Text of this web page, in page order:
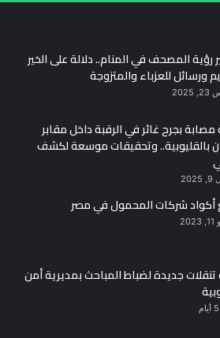
رؤية المصحف في المنام.. دلالة على الخير
ورسائل للعزباء والمتزوجة
بجرح غائر في الرقبة داخل مقابر
بالقليوبية.. وتحقيقات موسعة لكشف
أكواد شركات المحمول في مصر
جديدة لضباط المباحث بمديرية أمن